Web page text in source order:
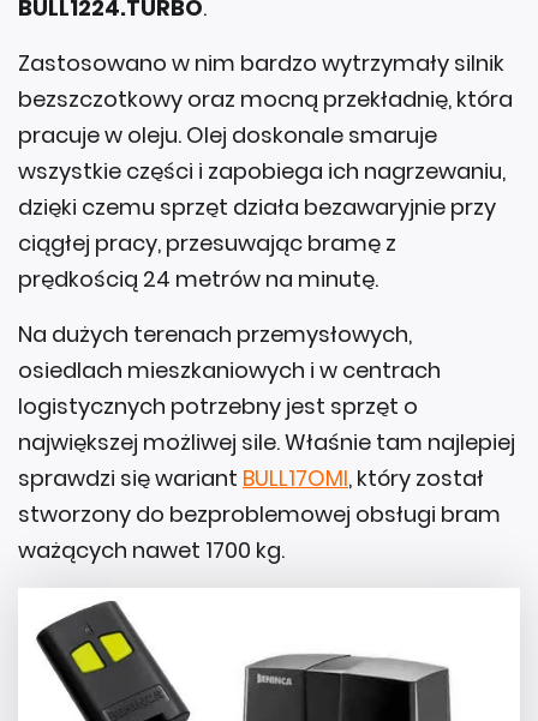
BULL1224.TURBO.
Zastosowano w nim bardzo wytrzymały silnik
bezszczotkowy oraz mocną przekładnię, która
pracuje w oleju. Olej doskonale smaruje
wszystkie części i zapobiega ich nagrzewaniu,
dzięki czemu sprzęt działa bezawaryjnie przy
ciągłej pracy, przesuwając bramę z
prędkością 24 metrów na minutę.
Na dużych terenach przemysłowych,
osiedlach mieszkaniowych i w centrach
logistycznych potrzebny jest sprzęt o
największej możliwej sile. Właśnie tam najlepiej
sprawdzi się wariant BULL17OMI, który został
stworzony do bezproblemowej obsługi bram
ważących nawet 1700 kg.